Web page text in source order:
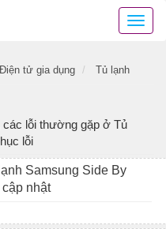
Danh
tử,
phần
Điện tử gia dụng Tủ lạnh
lỗi thường gặp ở Tủ
lỗi
Samsung Side By
nhật